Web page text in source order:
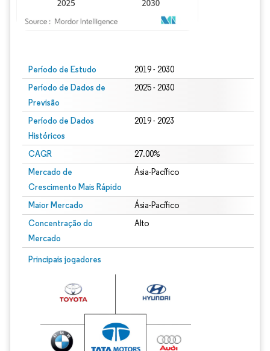
Período de Estudo 2019 - 2030
Período de Dados de
Previsão
2025 - 2030
Período de Dados
Históricos
2019 - 2023
CAGR 27.00%
Mercado de
Crescimento Mais Rápido
Ásia-Pacífico
Maior Mercado Ásia-Pacífico
Concentração do
Mercado
Alto
Principais jogadores